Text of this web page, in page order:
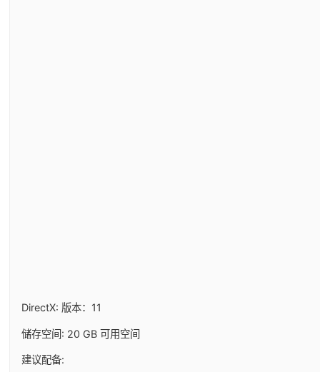
DirectX: 版本：11
储存空间: 20 GB 可用空间
建议配备: